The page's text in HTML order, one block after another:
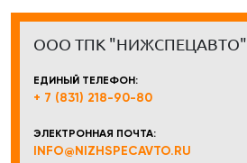
ООО ТПК "НИЖСПЕЦАВТО"
ЕДИНЫЙ ТЕЛЕФОН:
+ 7 (831) 218-90-80
ЭЛЕКТРОННАЯ ПОЧТА:
INFO@NIZHSPECAVTO.RU